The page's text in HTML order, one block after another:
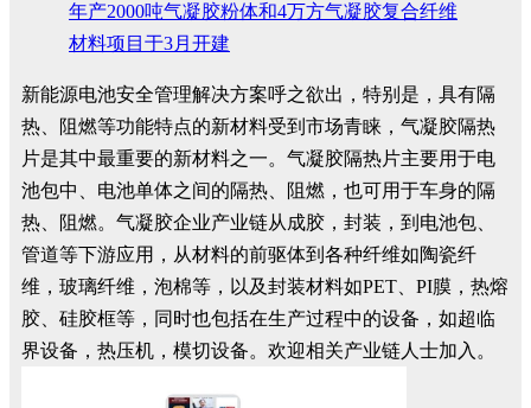
年产2000吨气凝胶粉体和4万方气凝胶复合纤维
材料项目于3月开建
新能源电池安全管理解决方案呼之欲出，特别是，具有隔
热、阻燃等功能特点的新材料受到市场青睐，气凝胶隔热
片是其中最重要的新材料之一。气凝胶隔热片主要用于电
池包中、电池单体之间的隔热、阻燃，也可用于车身的隔
热、阻燃。气凝胶企业产业链从成胶，封装，到电池包、
管道等下游应用，从材料的前驱体到各种纤维如陶瓷纤
维，玻璃纤维，泡棉等，以及封装材料如PET、PI膜，热熔
胶、硅胶框等，同时也包括在生产过程中的设备，如超临
界设备，热压机，模切设备。欢迎相关产业链人士加入。